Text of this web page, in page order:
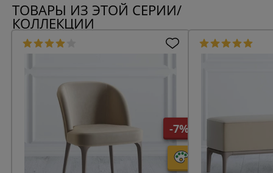
ТОВАРЫ ИЗ ЭТОЙ СЕРИИ/
КОЛЛЕКЦИИ
-7%